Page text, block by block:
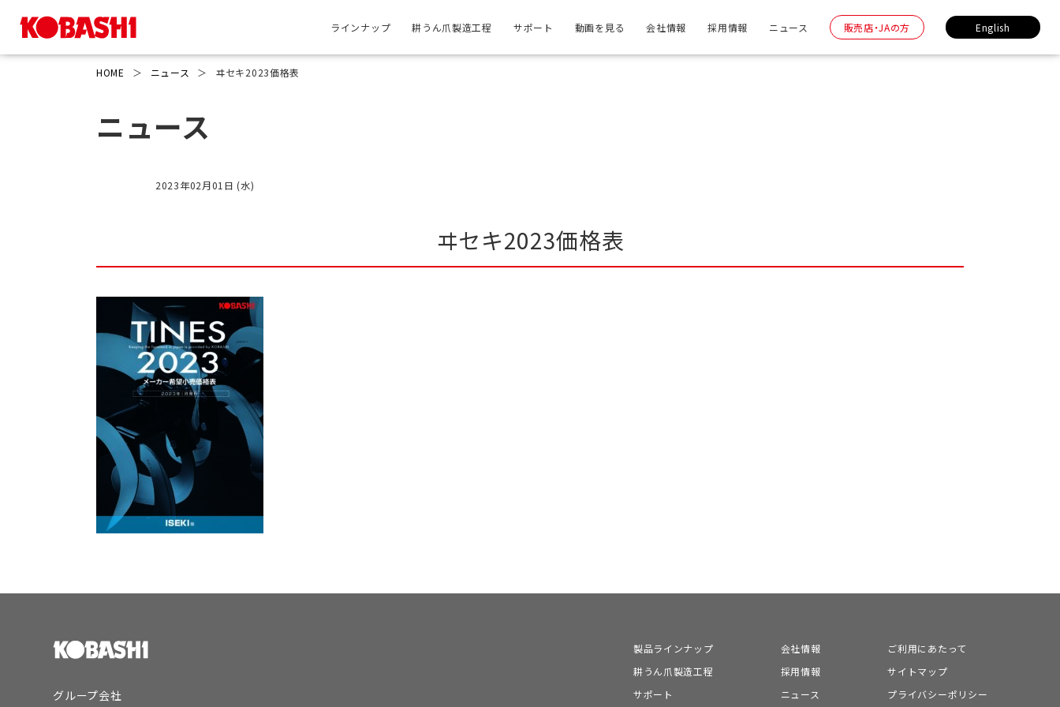
ラインナップ 耕うん爪製造工程 サポート 動画を見る 会社情報 採用情報 ニュース 販売店・JAの方 English
HOME ＞ ニュース ＞ ヰセキ2023価格表
ニュース
2023年02月01日 (水)
ヰセキ2023価格表
グループ会社
製品ラインナップ
耕うん爪製造工程
サポート
会社情報
採用情報
ニュース
ご利用にあたって
サイトマップ
プライバシーポリシー